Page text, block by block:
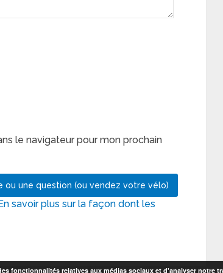
le navigateur pour mon prochain
savoir plus sur la façon dont les
fonctionnalités relatives aux médias sociaux et d'analyser